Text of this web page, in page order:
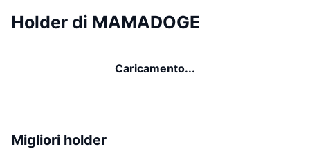
Holder di MAMADOGE
Caricamento...
Migliori holder